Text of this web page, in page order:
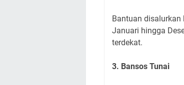
Bantuan disalurkan
Januari hingga
terdekat.
3. Bansos Tunai